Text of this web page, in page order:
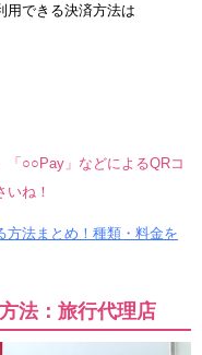
用できる決済方法は
「○○Pay」などによるQRコ
ね！
方法まとめ！種類・料金を
法：旅行代理店